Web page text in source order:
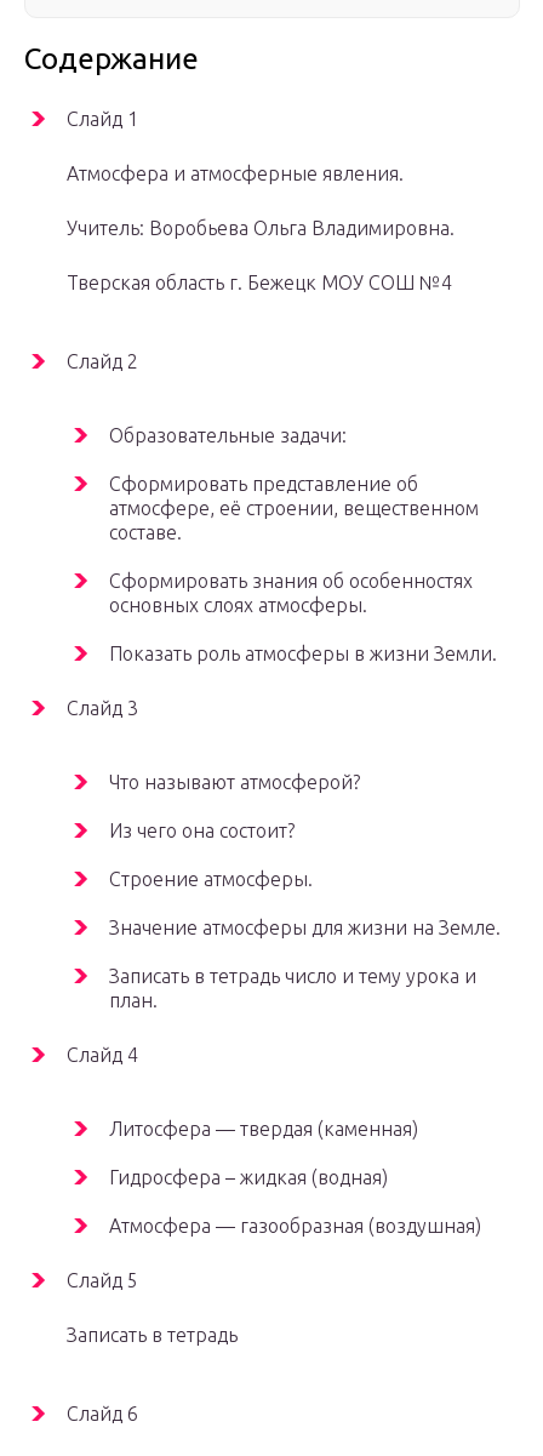
Содержание
Слайд 1
Атмосфера и атмосферные явления.
Учитель: Воробьева Ольга Владимировна.
Тверская область г. Бежецк МОУ СОШ №4
Слайд 2
Образовательные задачи:
Сформировать представление об
атмосфере, её строении, вещественном
составе.
Сформировать знания об особенностях
основных слоях атмосферы.
Показать роль атмосферы в жизни Земли.
Слайд 3
Что называют атмосферой?
Из чего она состоит?
Строение атмосферы.
Значение атмосферы для жизни на Земле.
Записать в тетрадь число и тему урока и
план.
Слайд 4
Литосфера — твердая (каменная)
Гидросфера – жидкая (водная)
Атмосфера — газообразная (воздушная)
Слайд 5
Записать в тетрадь
Слайд 6